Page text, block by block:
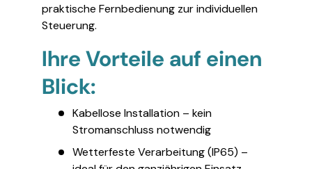
praktische Fernbedienung zur individuellen
Steuerung.
Ihre Vorteile auf einen
Blick:
Kabellose Installation – kein
Stromanschluss notwendig
Wetterfeste Verarbeitung (IP65) –